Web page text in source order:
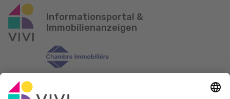
Informationsportal &
Immobilienanzeigen